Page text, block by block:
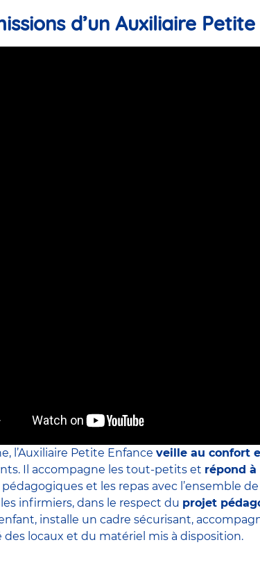
d’un Auxiliaire
l’Auxiliaire Petite Enfance veille au confort
Il accompagne les tout-petits et répond à
et les repas avec l’ensemble
infirmiers, dans le respect du projet
installe un cadre sécurisant,
des locaux et du matériel mis à disposition.